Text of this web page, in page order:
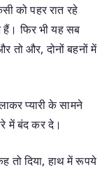
को पहर रात रहे
हैं। फिर भी यह सब
तो और, दोनों बहनों में
प्यारी के सामने
में बंद कर दे।
तो दिया, हाथ में रूपये